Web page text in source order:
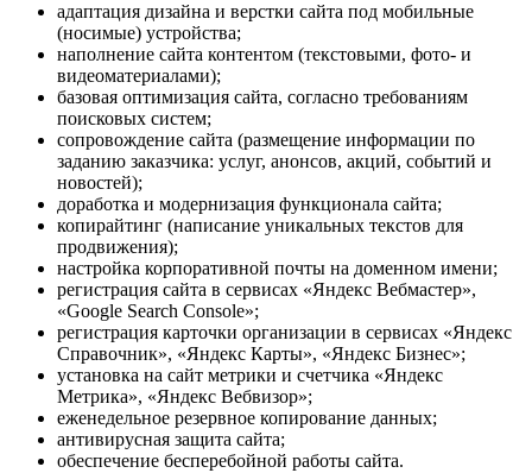
адаптация дизайна и верстки сайта под мобильные
(носимые) устройства;
наполнение сайта контентом (текстовыми, фото- и
видеоматериалами);
базовая оптимизация сайта, согласно требованиям
поисковых систем;
сопровождение сайта (размещение информации по
заданию заказчика: услуг, анонсов, акций, событий и
новостей);
доработка и модернизация функционала сайта;
копирайтинг (написание уникальных текстов для
продвижения);
настройка корпоративной почты на доменном имени;
регистрация сайта в сервисах «Яндекс Вебмастер»,
«Google Search Console»;
регистрация карточки организации в сервисах «Яндекс
Справочник», «Яндекс Карты», «Яндекс Бизнес»;
установка на сайт метрики и счетчика «Яндекс
Метрика», «Яндекс Вебвизор»;
еженедельное резервное копирование данных;
антивирусная защита сайта;
обеспечение бесперебойной работы сайта.